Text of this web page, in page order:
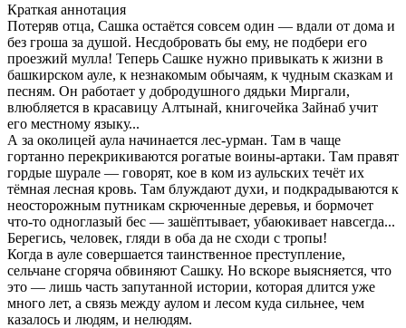
Краткая аннотация
Потеряв отца, Сашка остаётся совсем один — вдали от дома и
без гроша за душой. Несдобровать бы ему, не подбери его
проезжий мулла! Теперь Сашке нужно привыкать к жизни в
башкирском ауле, к незнакомым обычаям, к чудным сказкам и
песням. Он работает у добродушного дядьки Миргали,
влюбляется в красавицу Алтынай, книгочейка Зайнаб учит
его местному языку...
А за околицей аула начинается лес-урман. Там в чаще
гортанно перекрикиваются рогатые воины-артаки. Там правят
гордые шурале — говорят, кое в ком из аульских течёт их
тёмная лесная кровь. Там блуждают духи, и подкрадываются к
неосторожным путникам скрюченные деревья, и бормочет
что-то одноглазый бес — зашёптывает, убаюкивает навсегда...
Берегись, человек, гляди в оба да не сходи с тропы!
Когда в ауле совершается таинственное преступление,
сельчане сгоряча обвиняют Сашку. Но вскоре выясняется, что
это — лишь часть запутанной истории, которая длится уже
много лет, а связь между аулом и лесом куда сильнее, чем
казалось и людям, и нелюдям.